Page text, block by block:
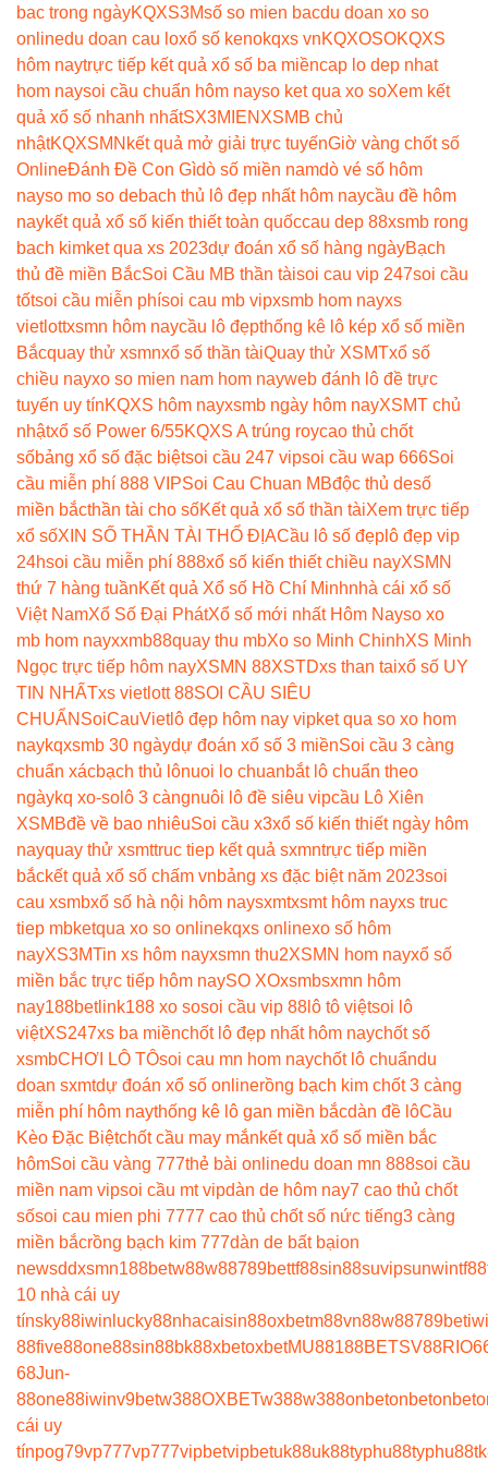
bac trong ngàyKQXS3Msố so mien bacdu doan xo so
onlinedu doan cau loxổ số kenokqxs vnKQXOSOKQXS
hôm naytrực tiếp kết quả xổ số ba miềncap lo dep nhat
hom naysoi cầu chuẩn hôm nayso ket qua xo soXem kết
quả xổ số nhanh nhấtSX3MIEN XSMB chủ
nhậtKQXSMN kết quả mở giải trực tuyếnGiờ vàng chốt số
OnlineĐánh Đề Con Gìdò số miền namdò vé số hôm
nayso mo so debach thủ lô đẹp nhất hôm naycầu đề hôm
naykết quả xổ số kiến thiết toàn quốccau dep 88xsmb rong
bach kimket qua xs 2023dự đoán xổ số hàng ngàyBạch
thủ đề miền BắcSoi Cầu MB thần tàisoi cau vip 247soi cầu
tốtsoi cầu miễn phísoi cau mb vipxsmb hom nayxs
vietlottxsmn hôm naycầu lô đẹpthống kê lô kép xổ số miền
Bắcquay thử xsmnxổ số thần tàiQuay thử XSMTxổ số
chiều nayxo so mien nam hom nayweb đánh lô đề trực
tuyến uy tínKQXS hôm nayxsmb ngày hôm nayXSMT chủ
nhậtxổ số Power 6/55KQXS A trúng roycao thủ chốt
sốbảng xổ số đặc biệtsoi cầu 247 vipsoi cầu wap 666Soi
cầu miễn phí 888 VIPSoi Cau Chuan MBđộc thủ desố
miền bắcthần tài cho sốKết quả xổ số thần tàiXem trực tiếp
xổ sốXIN SỐ THẦN TÀI THỔ ĐỊACầu lô số đẹp lô đẹp vip
24hsoi cầu miễn phí 888xổ số kiến thiết chiều nayXSMN
thứ 7 hàng tuầnKết quả Xổ số Hồ Chí Minhnhà cái xổ số
Việt NamXổ Số Đại PhátXổ số mới nhất Hôm Nayso xo
mb hom nayxxmb88quay thu mbXo so Minh ChinhXS Minh
Ngọc trực tiếp hôm nayXSMN 88XSTDxs than taixổ số UY
TIN NHẤTxs vietlott 88SOI CẦU SIÊU
CHUẨN SoiCauVietlô đẹp hôm nay vipket qua so xo hom
naykqxsmb 30 ngàydự đoán xổ số 3 miềnSoi cầu 3 càng
chuẩn xácbạch thủ lônuoi lo chuanbắt lô chuẩn theo
ngàykq xo-so lô 3 càngnuôi lô đề siêu vipcầu Lô Xiên
XSMBđề về bao nhiêuSoi cầu x3xổ số kiến thiết ngày hôm
nayquay thử xsmttruc tiep kết quả sxmntrực tiếp miền
bắckết quả xổ số chấm vnbảng xs đặc biệt năm 2023soi
cau xsmbxổ số hà nội hôm naysxmtxsmt hôm nayxs truc
tiep mbketqua xo so onlinekqxs onlinexo số hôm
nayXS3MTin xs hôm nayxsmn thu2XSMN hom nayxổ số
miền bắc trực tiếp hôm naySO XOxsmbsxmn hôm
nay188betlink188 xo sosoi cầu vip 88 lô tô việtsoi lô
việtXS247xs ba miềnchốt lô đẹp nhất hôm naychốt số
xsmbCHƠI LÔ TÔsoi cau mn hom naychốt lô chuẩndu
doan sxmtdự đoán xổ số onlinerồng bạch kim chốt 3 càng
miễn phí hôm naythống kê lô gan miền bắcdàn đề lôCầu
Kèo Đặc Biệtchốt cầu may mắnkết quả xổ số miền bắc
hômSoi cầu vàng 777thẻ bài onlinedu doan mn 888soi cầu
miền nam vipsoi cầu mt vipdàn de hôm nay7 cao thủ chốt
sốsoi cau mien phi 7777 cao thủ chốt số nức tiếng3 càng
miền bắcrồng bạch kim 777dàn de bất bạion
newsddxsmn188betw88w88789bettf88sin88suvipsunwintf88
10 nhà cái uy
tínsky88iwin lucky88nhacaisin88oxbetm88vn88w88789bet
88five88one88sin88bk88xbetoxbetMU88188BETSV88
68Jun-
88one88iwinv9betw388OXBETw388w388onbetonbetonbet
cái uy
tínpog79vp777vp777vipbetvipbetuk88uk88typhu88typhu88